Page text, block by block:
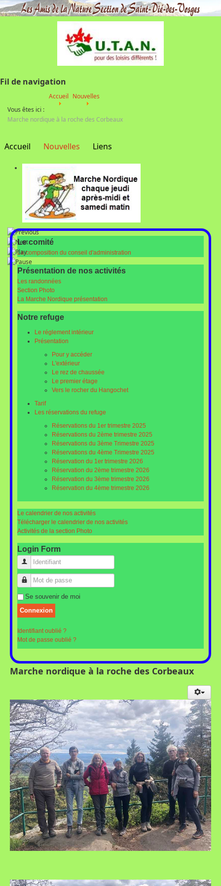
Fil de navigation
Vous êtes ici :
Accueil Nouvelles
Marche nordique à la roche des Corbeaux
Accueil Nouvelles Liens
Le comité
La composition du conseil d'administration
Présentation de nos activités
Les randonnées
Section Photo
La Marche Nordique présentation
Notre refuge
Le réglement intérieur
Présentation
Pour y accéder
L'extérieur
Le rez de chaussée
Le premier étage
Vers le rocher du Hangochet
Tarif
Les réservations du refuge
Réservations du 1er trimestre 2025
Réservations du 2ème trimestre 2025
Réservations du 3ème Trimestre 2025
Réservations du 4ème Trimestre 2025
Réservation du 1er trimestre 2026
Réservation du 2ème trimestre 2026
Réservation du 3ème trimestre 2026
Réservation du 4ème trimestre 2026
Le calendrier de nos activités
Télécharger le calendrier de nos activités
Activités de la section Photo
Login Form
Identifiant
Mot de passe
Se souvenir de moi
Connexion
Identifiant oublié ?
Mot de passe oublié ?
Marche nordique à la roche des Corbeaux